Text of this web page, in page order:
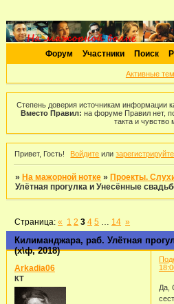
Форум Участники Поиск
Активные
Степень доверия источникам информации
Вместо Правил: на форуме Правил нет,
такта и чувство
Привет, Гость! Войдите или
» На мажорной нотке » Проекты.
Улётная прогулка и Унесённые
Килиманджара, раб. Улётная
(х\ф, 2018)
Страница:« 1 2 3 4 5 14 »
Arkadia06
КТ
Да,